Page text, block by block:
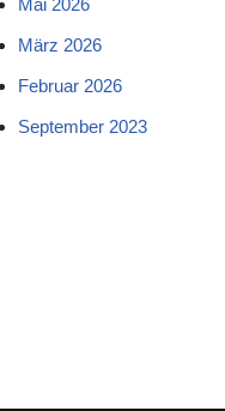
Mai 2026
März 2026
Februar 2026
September 2023